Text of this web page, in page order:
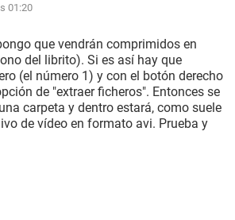
01:20
que vendrán comprimidos en
del librito). Si es así hay que
(el número 1) y con el botón derecho
de "extraer ficheros". Entonces se
carpeta y dentro estará, como suele
de vídeo en formato avi. Prueba y